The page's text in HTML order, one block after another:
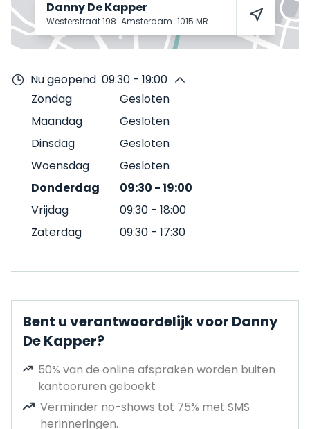
Danny De Kapper
Westerstraat 198 Amsterdam 1015 MR
Nu geopend 09:30 - 19:00
Zondag
Gesloten
Maandag
Gesloten
Dinsdag
Gesloten
Woensdag
Gesloten
Donderdag
09:30 -19:00
Vrijdag
09:30 - 18:00
Zaterdag
09:30 - 17:30
Bent u verantwoordelijk voor Danny
De Kapper?
50% van de online afspraken worden buiten
kantooruren geboekt
Verminder no-shows tot 75% met SMS
herinneringen.